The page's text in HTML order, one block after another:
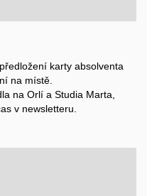
karty absolventa
na místě.
na Orlí a Studia Marta,
v newsletteru.